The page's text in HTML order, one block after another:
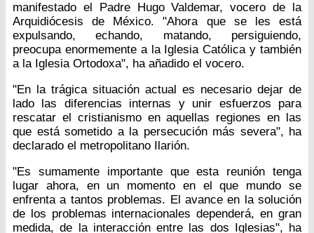
manifestado el Padre Hugo Valdemar, vocero de la
Arquidiócesis de México. "Ahora que se les está
expulsando, echando, matando, persiguiendo,
preocupa enormemente a la Iglesia Católica y también
a la Iglesia Ortodoxa", ha añadido el vocero.
"En la trágica situación actual es necesario dejar de
lado las diferencias internas y unir esfuerzos para
rescatar el cristianismo en aquellas regiones en las
que está sometido a la persecución más severa", ha
declarado el metropolitano Ilarión.
"Es sumamente importante que esta reunión tenga
lugar ahora, en un momento en el que mundo se
enfrenta a tantos problemas. El avance en la solución
de los problemas internacionales dependerá, en gran
medida, de la interacción entre las dos Iglesias", ha